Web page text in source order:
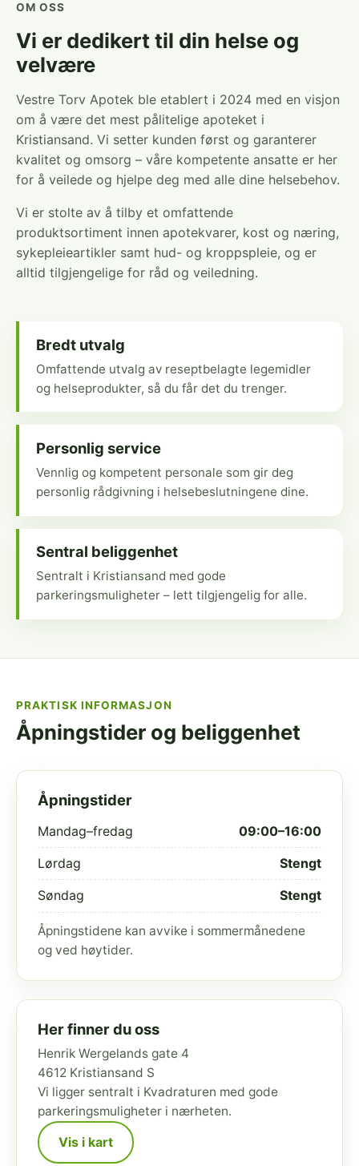
OM OSS
Vi er dedikert til din helse og
velvære
Vestre Torv Apotek ble etablert i 2024 med en visjon
om å være det mest pålitelige apoteket i
Kristiansand. Vi setter kunden først og garanterer
kvalitet og omsorg – våre kompetente ansatte er her
for å veilede og hjelpe deg med alle dine helsebehov.
Vi er stolte av å tilby et omfattende
produktsortiment innen apotekvarer, kost og næring,
sykepleieartikler samt hud- og kroppspleie, og er
alltid tilgjengelige for råd og veiledning.
Bredt utvalg
Omfattende utvalg av reseptbelagte legemidler
og helseprodukter, så du får det du trenger.
Personlig service
Vennlig og kompetent personale som gir deg
personlig rådgivning i helsebeslutningene dine.
Sentral beliggenhet
Sentralt i Kristiansand med gode
parkeringsmuligheter – lett tilgjengelig for alle.
PRAKTISK INFORMASJON
Åpningstider og beliggenhet
Åpningstider
Mandag–fredag 09:00–16:00
Lørdag Stengt
Søndag Stengt
Åpningstidene kan avvike i sommermånedene
og ved høytider.
Her finner du oss
Henrik Wergelands gate 4
4612 Kristiansand S
Vi ligger sentralt i Kvadraturen med gode
parkeringsmuligheter i nærheten.
Vis i kart